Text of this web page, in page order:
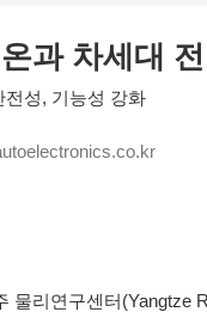
과 차세대
성, 기능성 강화
리연구센터(Yangtze